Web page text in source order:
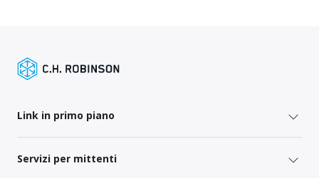
Link in primo piano
Servizi per mittenti